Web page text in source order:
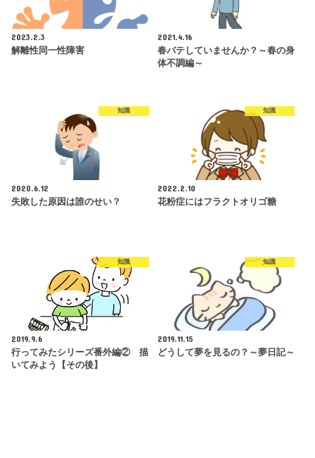
2023.2.3
解離性同一性障害
2021.4.16
春バテしていませんか？～春の身
体不調編～
知識
2020.6.12
失敗した原因は誰のせい？
知識
2022.2.10
花粉症にはフラクトオリゴ糖
知識
2019.9.6
行ってみたシリーズ番外編② 描
いてみよう【その後】
知識
2019.11.15
どうして夢を見るの？～夢日記～